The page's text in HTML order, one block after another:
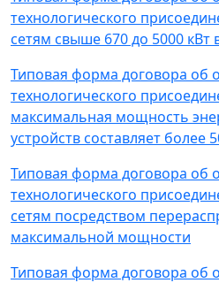
технологического
сетям свыше 670 до 5000 кВт
Типовая форма договора об
технологического
максимальная мощность
устройств составляет более
Типовая форма договора об
технологического
сетям посредством
максимальной мощности
Типовая форма договора об